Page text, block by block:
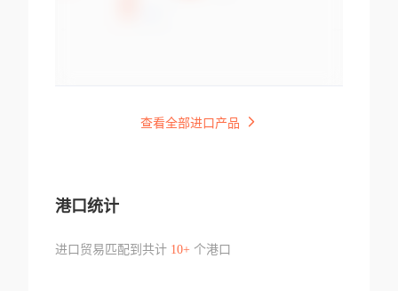
查看全部进口产品
港口统计
进口贸易匹配到共计 10+个港口